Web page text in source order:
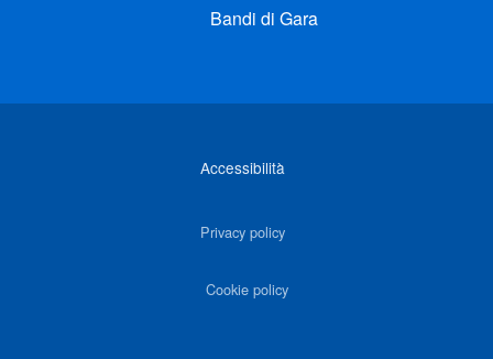
Bandi di Gara
Accessibilità
Privacy policy
Cookie policy